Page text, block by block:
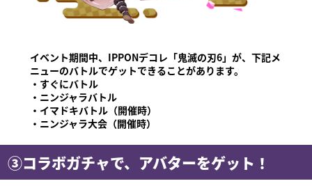
イベント期間中、IPPONデコレ「鬼滅の刃6」が、下記メ
ニューのバトルでゲットできることがあります。
・すぐにバトル
・ニンジャラバトル
・イマドキバトル（開催時）
・ニンジャラ大会（開催時）
③コラボガチャで、アバターをゲット！